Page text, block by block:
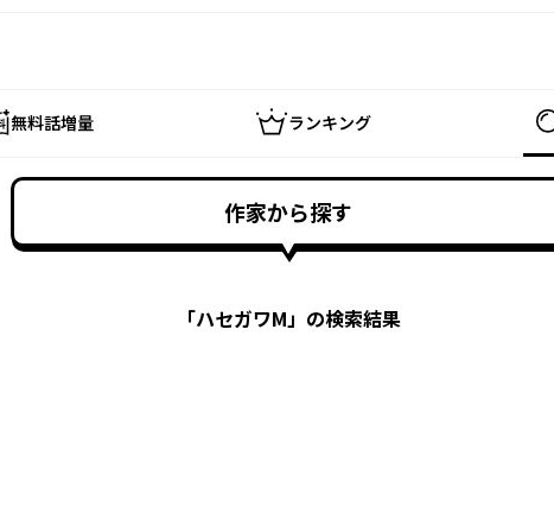
無料話増量 ランキング
作家から探す
「ハセガワM」の検索結果